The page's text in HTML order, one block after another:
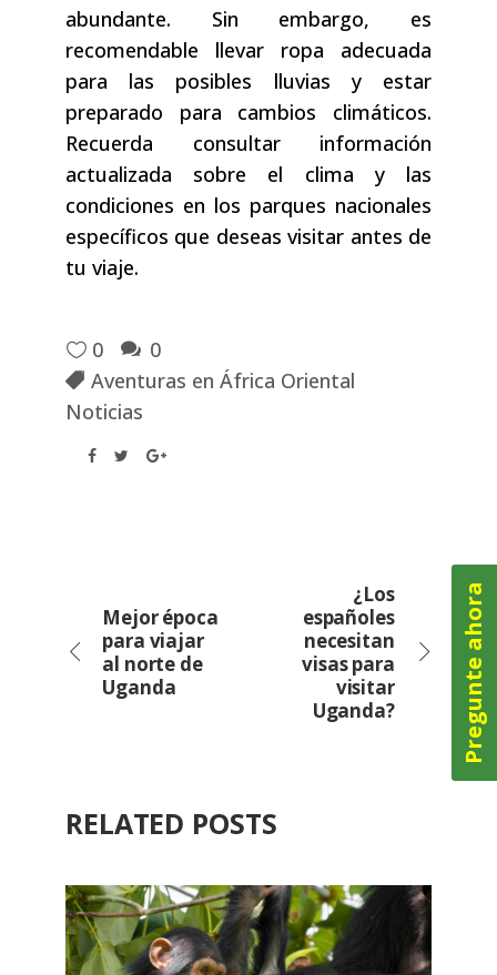
abundante. Sin embargo, es
recomendable llevar ropa adecuada
para las posibles lluvias y estar
preparado para cambios climáticos.
Recuerda consultar información
actualizada sobre el clima y las
condiciones en los parques nacionales
específicos que deseas visitar antes de
tu viaje.
0
0
Aventuras en África Oriental
Noticias
Mejor época
para viajar
al norte de
Uganda
¿Los
españoles
necesitan
visas para
visitar
Uganda?
RELATED POSTS
Pregunte ahora